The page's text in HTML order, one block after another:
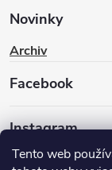
Tento web
Novinky
Archiv
Facebook
Instagram